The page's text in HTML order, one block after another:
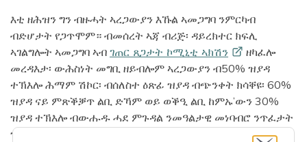
እቲ ዘሕዝን ግን ብዙሓት ኣረጋውያን እኹል ኣመጋግባ ንምርካብ
ብድሆታት የጋጥሞም። ብመሰረት ኣጃ ብሪጅ፡ ዳይረክተር ክፍሊ
ኣገልግሎት ኣመጋግባ ኣብ ገጠር ጸጋታት ኮሚኒቲ ኣክሽን
ዘካፈሎ
መረዳእታ፡ ውሕስነት መግቢ ዘይብሎም ኣረጋውያን ብ50% ዝያዳ
ተኽእሎ ሕማም ሽኮር፡ ብሰለስተ ዕጽፊ ዝያዳ ብጭንቀት ክሳቐዩ፡ 60%
ዝያዳ ናይ ምጽቕቓጥ ልቢ ድኻም ወይ ወቕዒ ልቢ ከምኡ’ውን 30%
ዝያዳ ተኽእሎ ብውሑዱ ሓደ ምጉዳል ንመዓልታዊ መነባብሮ ንጥፈታት
ዝጸሉ እዩ።